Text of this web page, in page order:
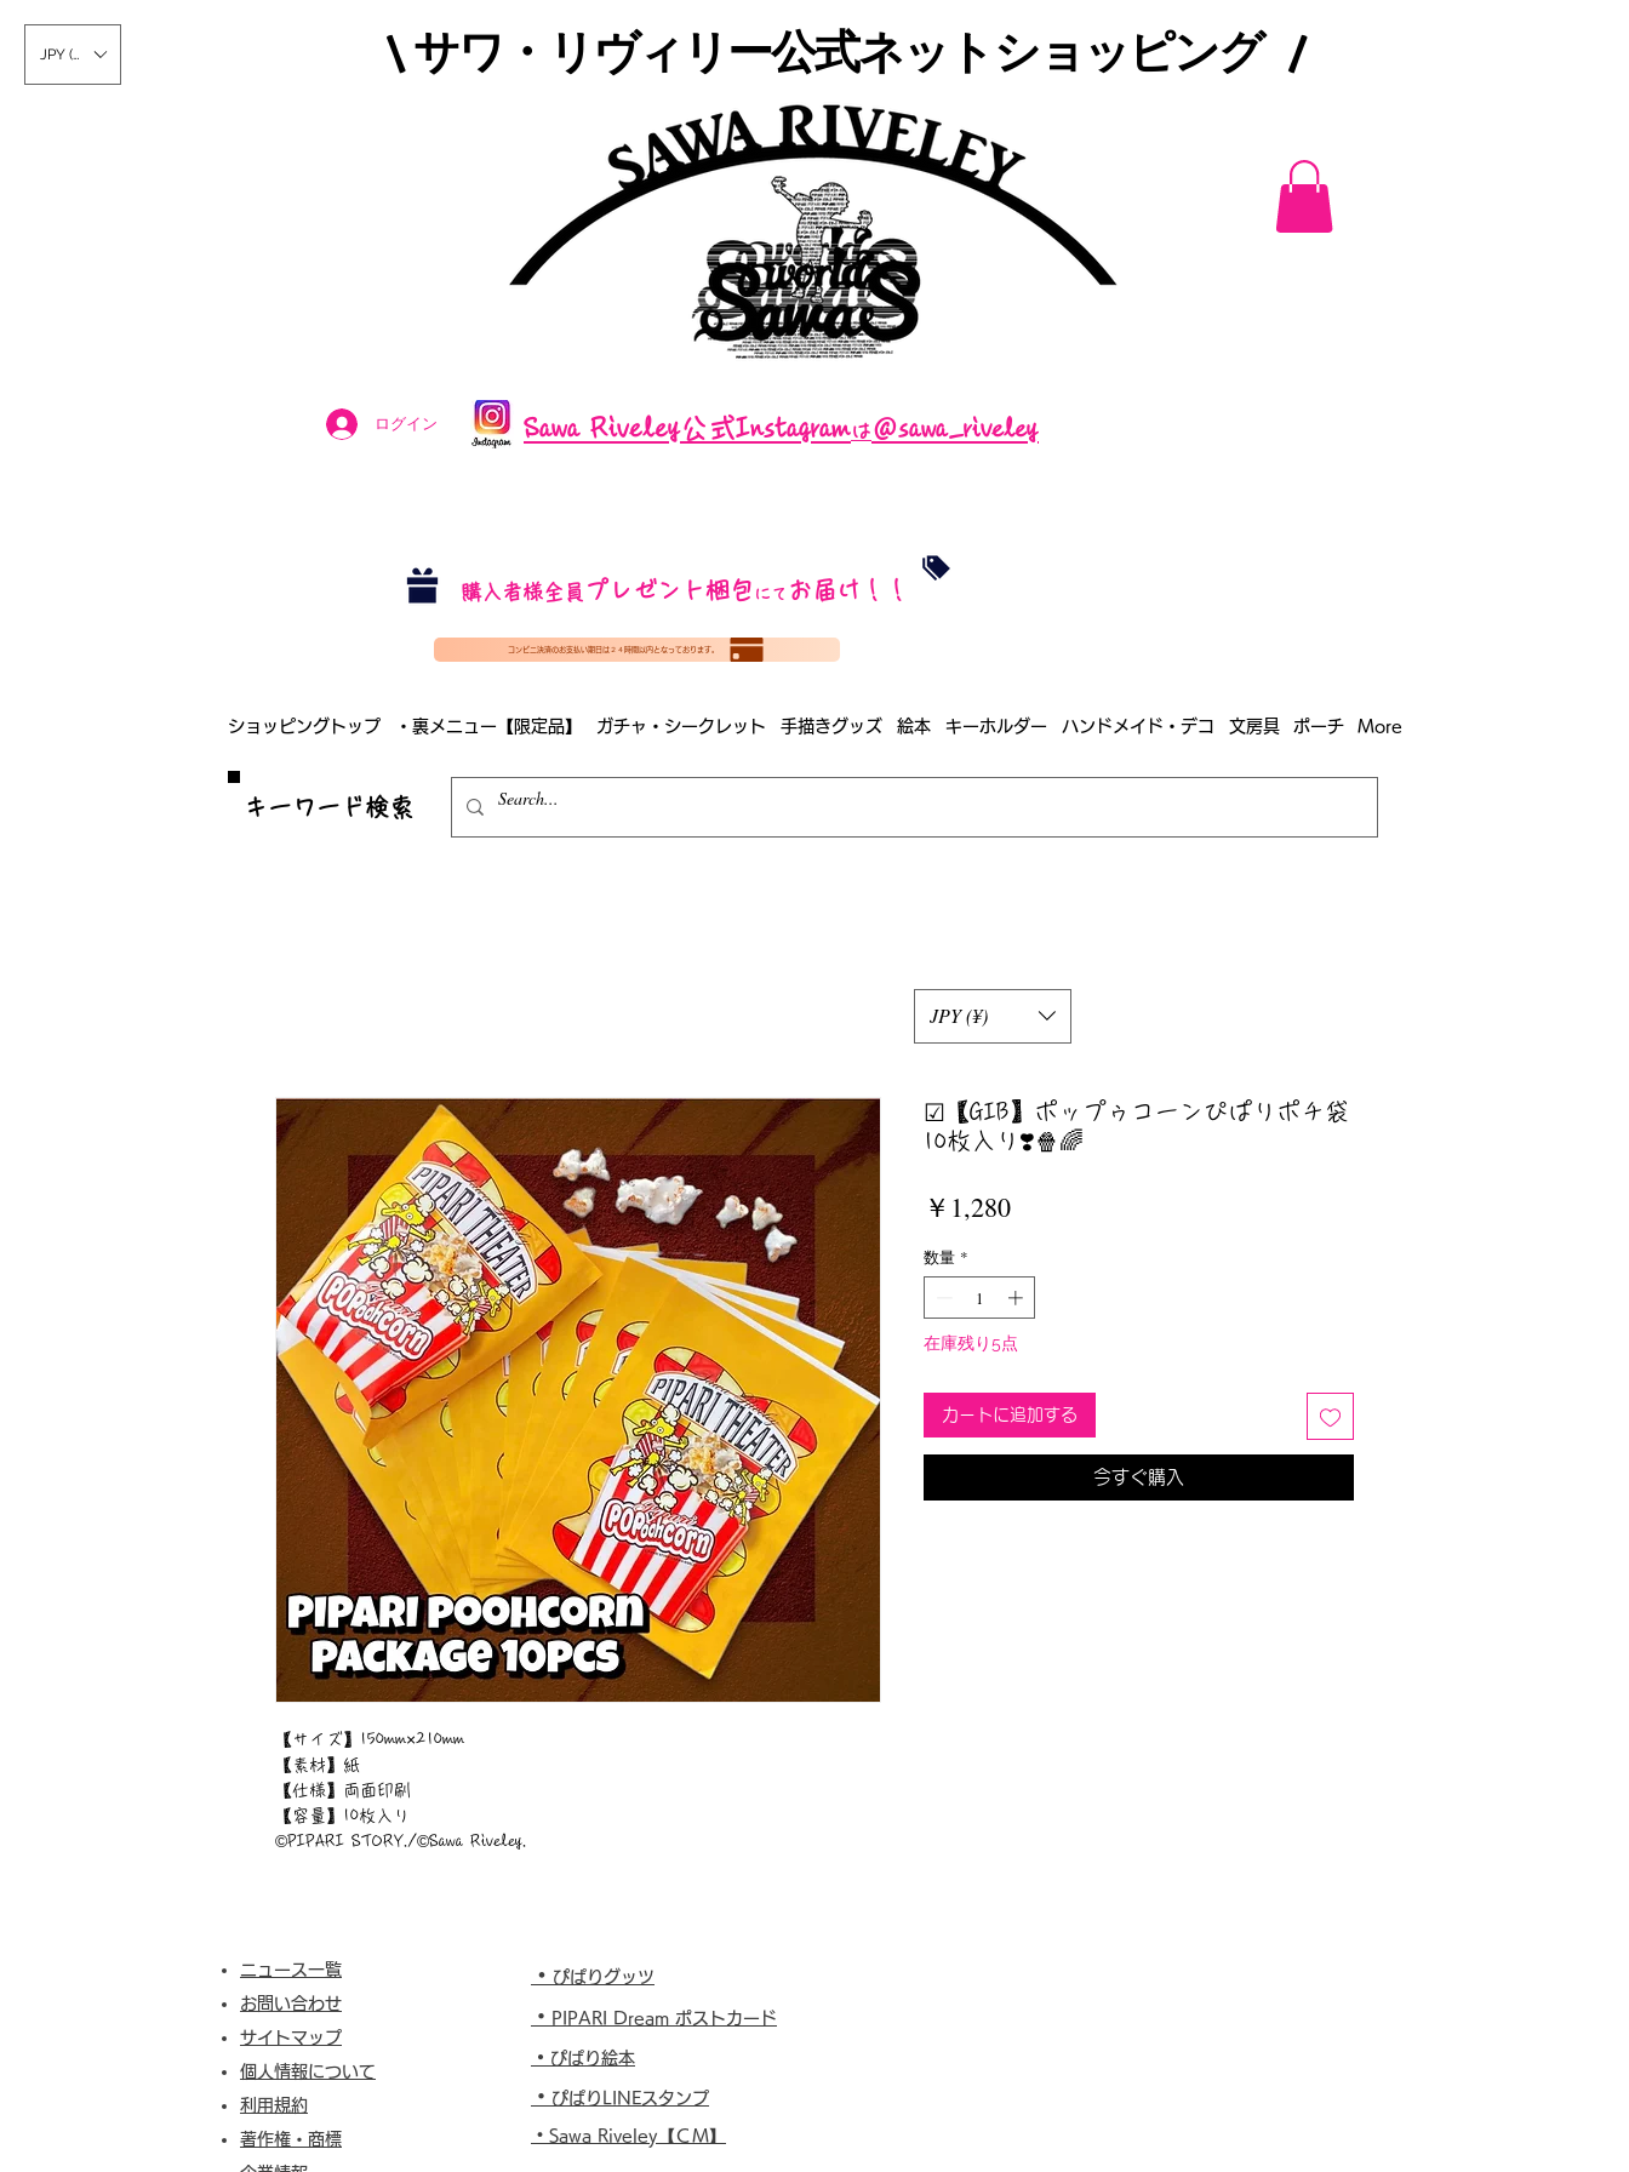
JPY (¥) \ サワ・リヴィリー公式ネットショッピング /​
Sawa Riveley公式Instagramは＠sawa_riveley
ログイン
購入者様全員 プレゼント梱包 にて お届け！！
コンビニ決済のお支払い期日は２４時間以内となっております。
ショッピングトップ ・裏メニュー【限定品】 ガチャ・シークレット 手描きグッズ 絵本 キーホルダー ハンドメイド・デコ 文房具 ポーチ More
​キーワード検索
【サイズ】150mm×210mm
【素材】紙
【仕様】両面印刷
【容量】10枚入り
©︎PIPARI STORY./©︎Sawa Riveley.
☑︎【GIB】ポップゥコーンぴぱりポチ袋
10枚入り❣️🍿🌈
￥1,280価
数量 *
在庫残り5点
カートに追加する
今すぐ購入
JPY (¥)
ニュース一覧
お問い合わせ
サイトマップ
個人情報について
利用規約
著作権・商標
・ ぴぱりグッツ
・ PIPARI Dream ポストカード
・ ぴぱり絵本
・ ぴぱりLINEスタンプ
​・ Sawa Riveley【ＣＭ】